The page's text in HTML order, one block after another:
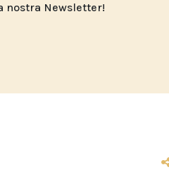
nostra Newsletter!